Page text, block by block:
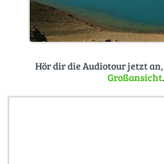
Hör dir die Audiotour jetzt
Großansicht.